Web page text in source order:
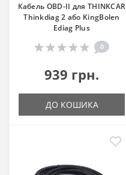
Кабель OBD-II для THINKCAR
Thinkdiag 2 або KingBolen
Ediag Plus
0
939 грн.
ДО КОШИКА